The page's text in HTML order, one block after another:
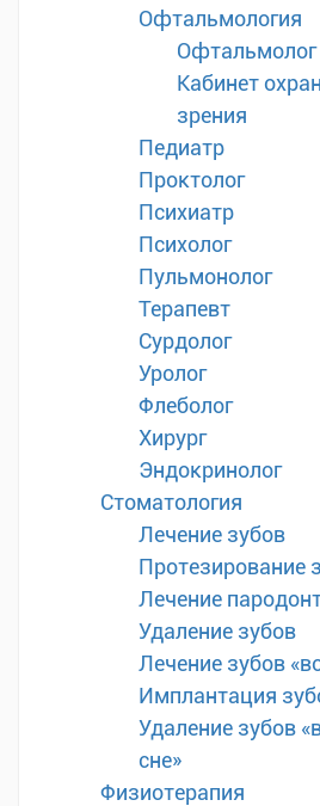
Офтальмология
Офтальмолог
Кабинет
зрения
Педиатр
Проктолог
Психиатр
Психолог
Пульмонолог
Терапевт
Сурдолог
Уролог
Флеболог
Хирург
Эндокринолог
Стоматология
Лечение зубов
Протезирование
Лечение
Удаление зубов
Лечение зубов
Имплантация
Удаление зубов
сне»
Физиотерапия